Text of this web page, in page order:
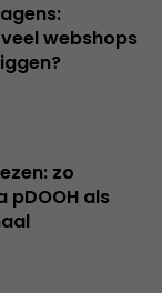
webshops
zo
als